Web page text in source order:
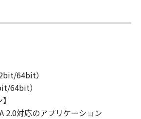
りません。
よび販売店、並びにキヤノン
、お客様による「本ソフトウ
援すること、および「本ソフ
てアップデート、バグの修正
を行うことについて、いかな
ではありません。
64bit）
64bit）
2.0対応のアプリケーション